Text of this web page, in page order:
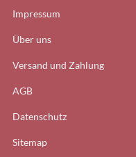
Impressum
Über uns
Versand und Zahlung
AGB
Datenschutz
Sitemap